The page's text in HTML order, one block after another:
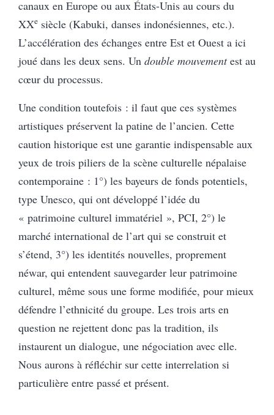
canaux en Europe ou aux États-Unis au cours du
XXe siècle (Kabuki, danses indonésiennes, etc.).
L’accélération des échanges entre Est et Ouest a ici
joué dans les deux sens. Un double mouvementest au
cœur du processus.
Une condition toutefois : il faut que ces systèmes
artistiques préservent la patine de l’ancien. Cette
caution historique est une garantie indispensable aux
yeux de trois piliers de la scène culturelle népalaise
contemporaine : 1°) les bayeurs de fonds potentiels,
type Unesco, qui ont développé l’idée du
« patrimoine culturel immatériel », PCI, 2°) le
marché international de l’art qui se construit et
s’étend, 3°) les identités nouvelles, proprement
néwar, qui entendent sauvegarder leur patrimoine
culturel, même sous une forme modifiée, pour mieux
défendre l’ethnicité du groupe. Les trois arts en
question ne rejettent donc pas la tradition, ils
instaurent un dialogue, une négociation avec elle.
Nous aurons à réfléchir sur cette interrelation si
particulière entre passé et présent.